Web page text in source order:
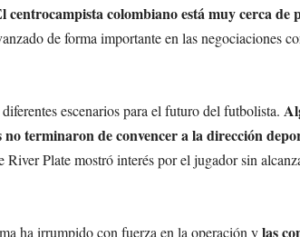
centrocampista colombiano está muy cerca de
de forma importante en las negociaciones
escenarios para el futuro del futbolista.
terminaron de convencer a la dirección
Plate mostró interés por el jugador sin
ha irrumpido con fuerza en la operación ylas